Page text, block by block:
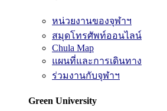
หน่วยงานของจุฬาฯ
สมุดโทรศัพท์ออนไลน์
Chula Map
แผนที่และการเดินทาง
ร่วมงานกับจุฬาฯ
Green University